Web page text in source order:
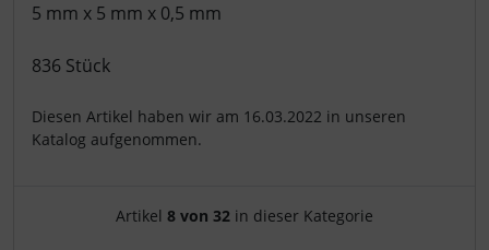
5 mm x 5 mm x 0,5 mm
836 Stück
Diesen Artikel haben wir am 16.03.2022 in unseren
Katalog aufgenommen.
Artikelnavigation innerhalb
Artikel 8 von 32 in dieser Kategorie